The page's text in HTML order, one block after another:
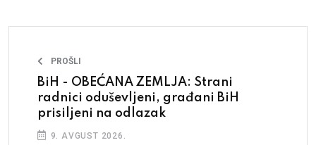
PROŠLI
BiH - OBEĆANA ZEMLJA: Strani
radnici oduševljeni, građani BiH
prisiljeni na odlazak
9. AVGUST 2026.